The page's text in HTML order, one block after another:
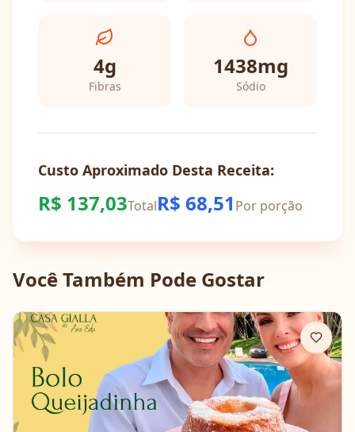
4g
Fibras
1438mg
Sódio
Custo Aproximado Desta Receita:
R$ 137,03TotalR$ 68,51 Por porção
Você Também Pode Gostar